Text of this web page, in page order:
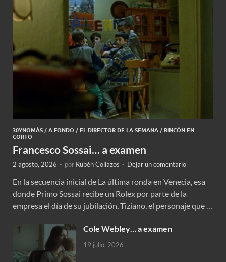
30YNOMÁS / A FONDO / EL DIRECTOR DE LA SEMANA / RINCÓN EN
CORTO
Francesco Sossai… a examen
2 agosto, 2026 - por Rubén Collazos - Dejar un comentario
En la secuencia inicial de La última ronda en Venecia, esa
donde Primo Sossai recibe un Rolex por parte de la
empresa el día de su jubilación, Tiziano, el personaje que …
Cole Webley… a examen
19 julio, 2026